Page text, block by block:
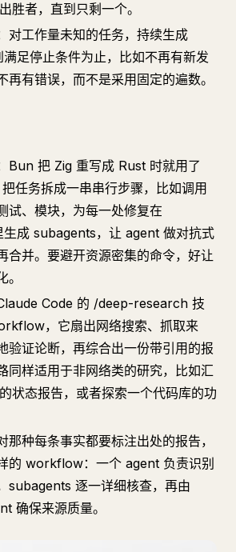
胜者，直到只剩一个。
对工作量未知的任务，持续生成
足停止条件为止，比如不再有新发
再有错误，而不是采用固定的遍数。
Bun 把 Zig 重写成 Rust 时就用了
任务拆成一串串行步骤，比如调用
试、模块，为每一处修复在
成 subagents，让 agent 做对抗式
合并。要避开资源密集的命令，好让
Code 的 /deep-research 技
，它扇出网络搜索、抓取来
验证论断，再综合出一份带引用的报
同样适用于非网络类的研究，比如汇
状态报告，或者探索一个代码库的功
那种每条事实都要标注出处的报告，
的 workflow：一个 agent 负责识别
subagents 逐一详细核查，再由
确保来源质量。